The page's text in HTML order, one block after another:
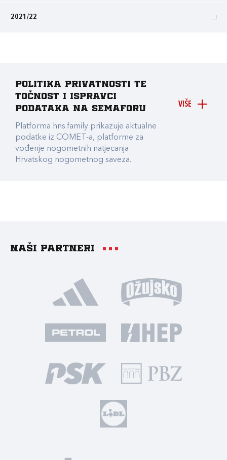
2021/22
VIŠE
Politika privatnosti te
točnost i ispravci
podataka na Semaforu
Platforma hns.family prikazuje aktualne
podatke iz COMET-a, platforme za
vođenje nogometnih natjecanja
Hrvatskog nogometnog saveza.
Naši partneri